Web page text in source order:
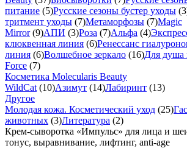
питание (5)Русские сезоны бустер уходы
тритмент уходы (7)Метаморфозы (7)Magic
Mirror(9)АПИ (3)Роза (7)Альфа (4)
клюквенная линия (6)Ренессанс
линия (6)Волшебное зеркало (16)Для душа
Force (7)
Косметика Molecularis Beauty
WildCat (10)Азимут (14)Лабиринт (13)
Другое
Молодая кожа. Косметический уход (25)
животных (3)Литература (2)
Крем-сыворотка «Импульс» для лица и
тонус, выравнивание, лифтинг, anti-age